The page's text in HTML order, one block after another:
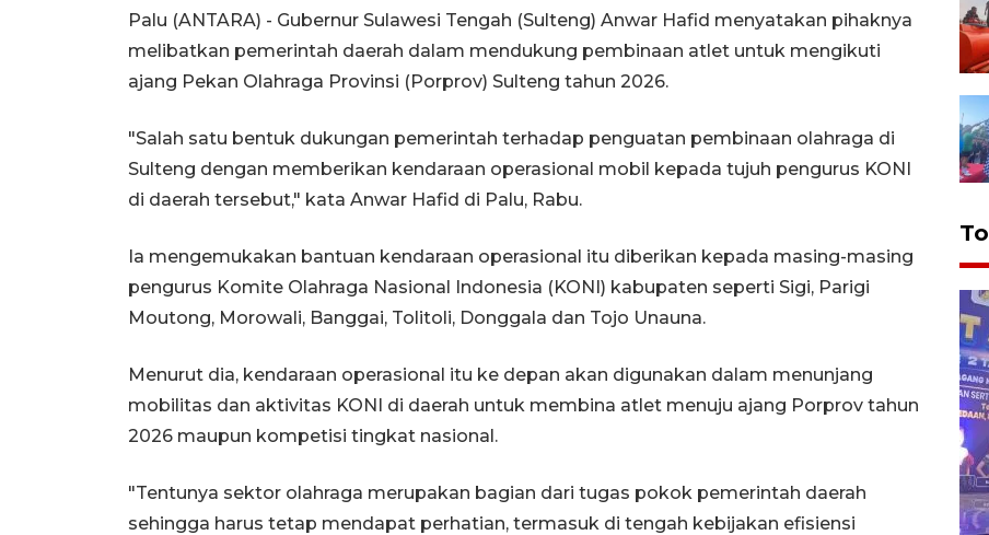
Palu (ANTARA) - Gubernur Sulawesi Tengah (Sulteng) Anwar Hafid menyatakan pihaknya
melibatkan pemerintah daerah dalam mendukung pembinaan atlet untuk mengikuti
ajang Pekan Olahraga Provinsi (Porprov) Sulteng tahun 2026.
"Salah satu bentuk dukungan pemerintah terhadap penguatan pembinaan olahraga di
Sulteng dengan memberikan kendaraan operasional mobil kepada tujuh pengurus KONI
di daerah tersebut," kata Anwar Hafid di Palu, Rabu.
Ia mengemukakan bantuan kendaraan operasional itu diberikan kepada masing-masing
pengurus Komite Olahraga Nasional Indonesia (KONI) kabupaten seperti Sigi, Parigi
Moutong, Morowali, Banggai, Tolitoli, Donggala dan Tojo Unauna.
Menurut dia, kendaraan operasional itu ke depan akan digunakan dalam menunjang
mobilitas dan aktivitas KONI di daerah untuk membina atlet menuju ajang Porprov tahun
2026 maupun kompetisi tingkat nasional.
"Tentunya sektor olahraga merupakan bagian dari tugas pokok pemerintah daerah
sehingga harus tetap mendapat perhatian, termasuk di tengah kebijakan efisiensi